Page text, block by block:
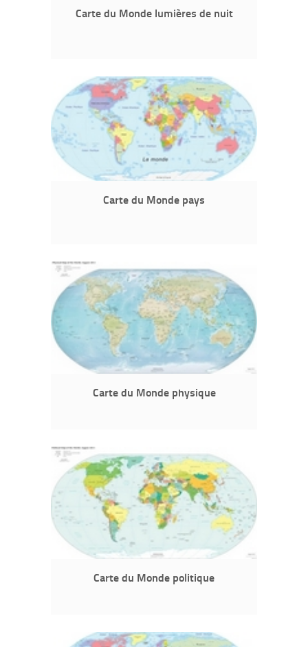
Carte du Monde lumières de nuit
Carte du Monde pays
Carte du Monde physique
Carte du Monde politique